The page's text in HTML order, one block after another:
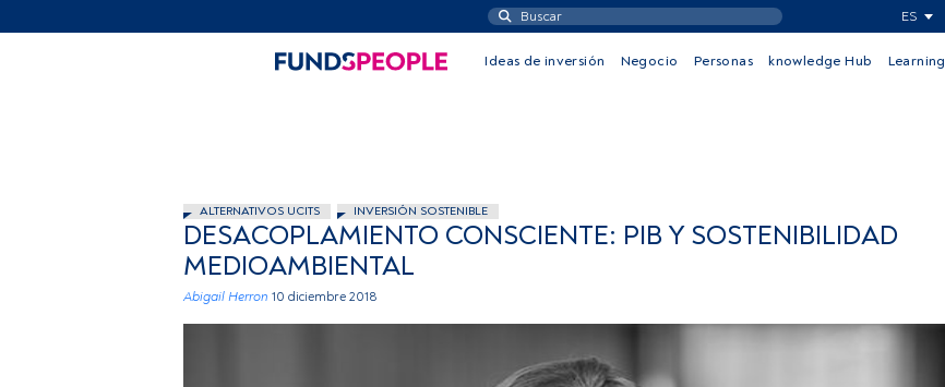
ES
Ideas de inversión Negocio Personas knowledge Hub Learning
ALTERNATIVOS UCITS INVERSIÓN SOSTENIBLE
DESACOPLAMIENTO CONSCIENTE: PIB Y SOSTENIBILIDAD
MEDIOAMBIENTAL
Abigail Herron 10 diciembre 2018